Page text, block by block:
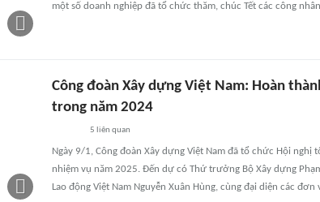
một số doanh nghiệp đã tổ chức thăm, chúc Tết các công
Công đoàn Xây dựng Việt Nam: Hoàn
trong năm 2024
5 liên quan
Ngày 9/1, Công đoàn Xây dựng Việt Nam đã tổ chức Hội nghị
nhiệm vụ năm 2025. Đến dự có Thứ trưởng Bộ Xây dựng
Lao động Việt Nam Nguyễn Xuân Hùng, cùng đại diện các